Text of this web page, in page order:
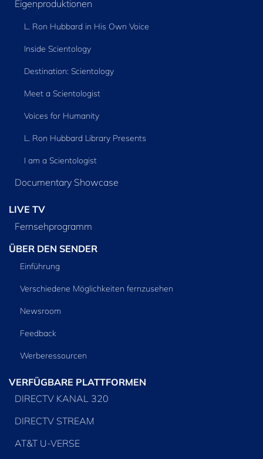
Eigenproduktionen
L. Ron Hubbard in His Own Voice
Inside Scientology
Destination: Scientology
Meet a Scientologist
Voices for Humanity
L. Ron Hubbard Library Presents
I am a Scientologist
Documentary Showcase
LIVE TV
Fernsehprogramm
ÜBER DEN SENDER
Einführung
Verschiedene Möglichkeiten fernzusehen
Newsroom
Feedback
Werberessourcen
VERFÜGBARE PLATTFORMEN
DIRECTV KANAL 320
DIRECTV STREAM
AT&T U-VERSE